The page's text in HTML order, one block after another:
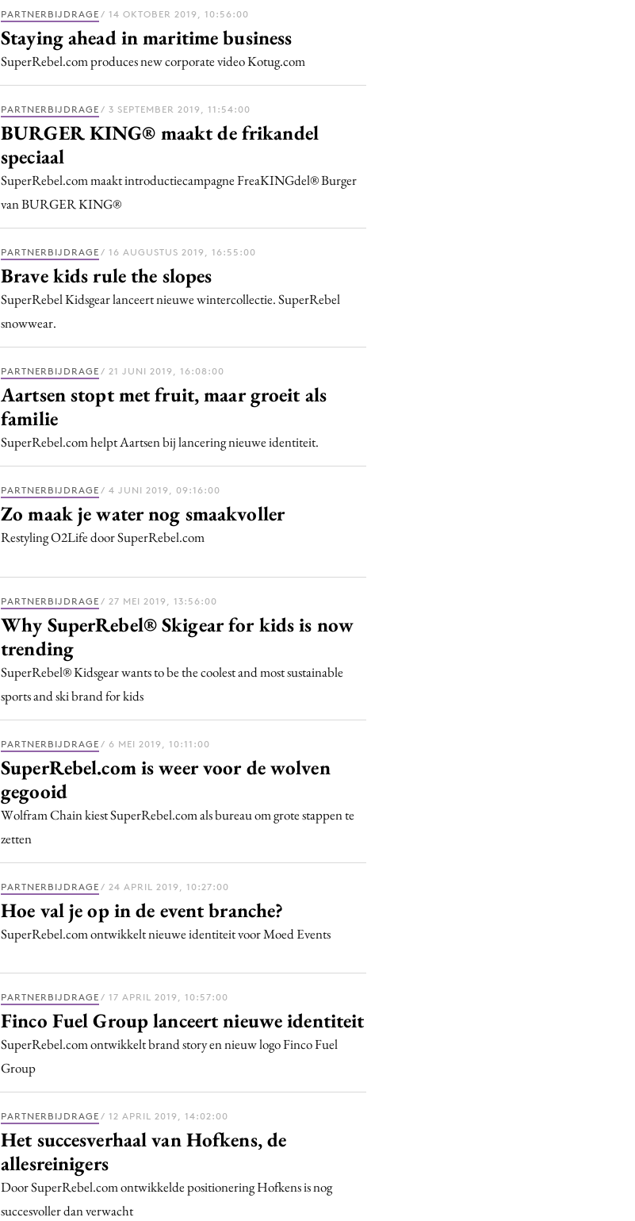
Reputatie & crisis
PARTNERBIJDRAGE / 14 OKTOBER 2019, 10:56:00
Staying ahead in maritime business
SuperRebel.com produces new corporate video Kotug.com
PARTNERBIJDRAGE / 3 SEPTEMBER 2019, 11:54:00
BURGER KING® maakt de frikandel
speciaal
SuperRebel.com maakt introductiecampagne FreaKINGdel® Burger
van BURGER KING®
PARTNERBIJDRAGE / 16 AUGUSTUS 2019, 16:55:00
Brave kids rule the slopes
SuperRebel Kidsgear lanceert nieuwe wintercollectie. SuperRebel
snowwear.
PARTNERBIJDRAGE / 21 JUNI 2019, 16:08:00
Aartsen stopt met fruit, maar groeit als
familie
SuperRebel.com helpt Aartsen bij lancering nieuwe identiteit.
PARTNERBIJDRAGE / 4 JUNI 2019, 09:16:00
Zo maak je water nog smaakvoller
Restyling O2Life door SuperRebel.com
PARTNERBIJDRAGE / 27 MEI 2019, 13:56:00
Why SuperRebel® Skigear for kids is now
trending
SuperRebel® Kidsgear wants to be the coolest and most sustainable
sports and ski brand for kids
PARTNERBIJDRAGE / 6 MEI 2019, 10:11:00
SuperRebel.com is weer voor de wolven
gegooid
Wolfram Chain kiest SuperRebel.com als bureau om grote stappen te
zetten
PARTNERBIJDRAGE / 24 APRIL 2019, 10:27:00
Hoe val je op in de event branche?
SuperRebel.com ontwikkelt nieuwe identiteit voor Moed Events
PARTNERBIJDRAGE / 17 APRIL 2019, 10:57:00
Finco Fuel Group lanceert nieuwe identiteit
SuperRebel.com ontwikkelt brand story en nieuw logo Finco Fuel
Group
PARTNERBIJDRAGE / 12 APRIL 2019, 14:02:00
Het succesverhaal van Hofkens, de
allesreinigers
Door SuperRebel.com ontwikkelde positionering Hofkens is nog
succesvoller dan verwacht